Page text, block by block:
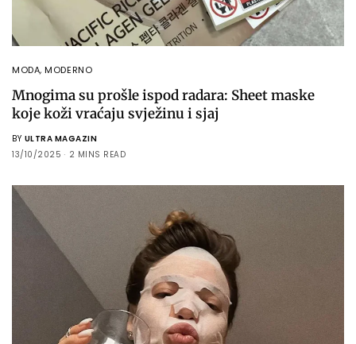
MODA,MODERNO
Mnogima su prošle ispod radara: Sheet maske
koje koži vraćaju svježinu i sjaj
BY ULTRA MAGAZIN
13/10/2025
2 MINS READ